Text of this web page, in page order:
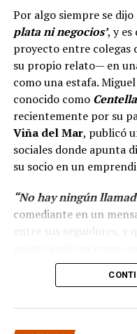
Por algo siempre se dijo
plata ni negocios’, y es
proyecto entre colegas
su propio relato— en
como una estafa.
conocido como
recientemente por su
Viña del Mar, publicó
sociales donde apunta
su socio en un
“No hay ningún
comediante en un
entre sus seguidores,
en el tiempo.
“Hola a